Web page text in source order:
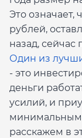
Это означает,
рублей,
назад, сейчас
Один из
- это
деньги
усилий, и
расскажем в